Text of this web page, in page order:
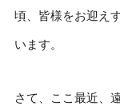
頃、皆様をお迎え
います。
さて、ここ最近、